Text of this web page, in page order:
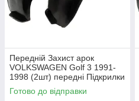
Передній Захист арок
VOLKSWAGEN Golf 3 1991-
1998 (2шт) передні Підкрилки
Фольксваген Гольф 3 пара
передніх
Готово до відправки